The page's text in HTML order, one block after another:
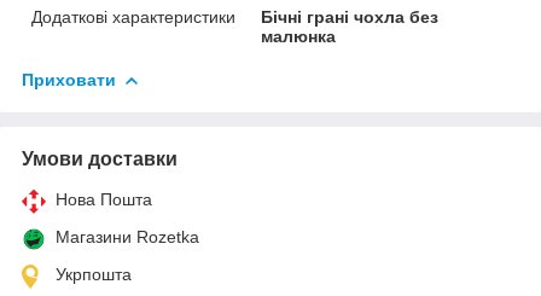
Додаткові характеристики
Бічні грані чохла без
малюнка
Приховати
Умови доставки
Нова Пошта
Магазини Rozetka
Укрпошта